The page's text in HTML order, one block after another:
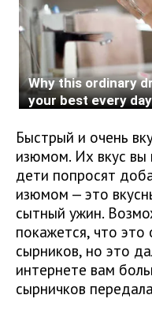
Быстрый и очень
изюмом. Их вкус вы
дети попросят
изюмом — это
сытный ужин.
покажется, что
сырников, но это
интернете вам
сырничков